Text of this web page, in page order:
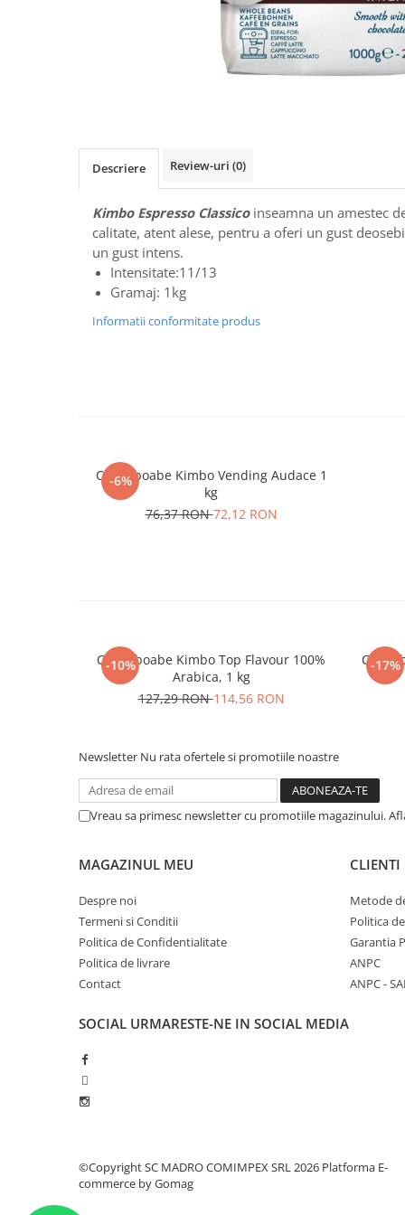
Descriere Review-uri (0)
Kimbo Espresso Classico inseamna un amestec
calitate, atent alese, pentru a oferi un gust
un gust intens.
Intensitate:11/13
Gramaj: 1kg
Informatii conformitate produs
-6%
Cafea boabe Kimbo Vending Audace 1
kg
76,37 RON72,12 RON
-10%
Cafea boabe Kimbo Top Flavour 100%
Arabica, 1 kg
127,29 RON114,56 RON
-17%
Cafea
Newsletter Nu rata ofertele si promotiile noastre
Vreau sa primesc newsletter cu promotiile magazinului.
MAGAZINUL MEU
Despre noi
Termeni si Conditii
Politica de Confidentialitate
Politica de livrare
Contact
CLIENTI
Metode
Politica
Garantia
ANPC
ANPC -
SOCIAL URMARESTE-NE IN SOCIAL MEDIA
©Copyright SC MADRO COMIMPEX SRL 2026 Platforma E-
commerce by Gomag